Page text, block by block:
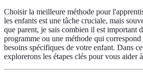
Choisir la meilleure méthode pour
les enfants est une tâche cruciale, mais
que parent, je sais combien il est important
programme ou une méthode qui
besoins spécifiques de votre enfant. Dans
explorerons les étapes clés pour vous aider